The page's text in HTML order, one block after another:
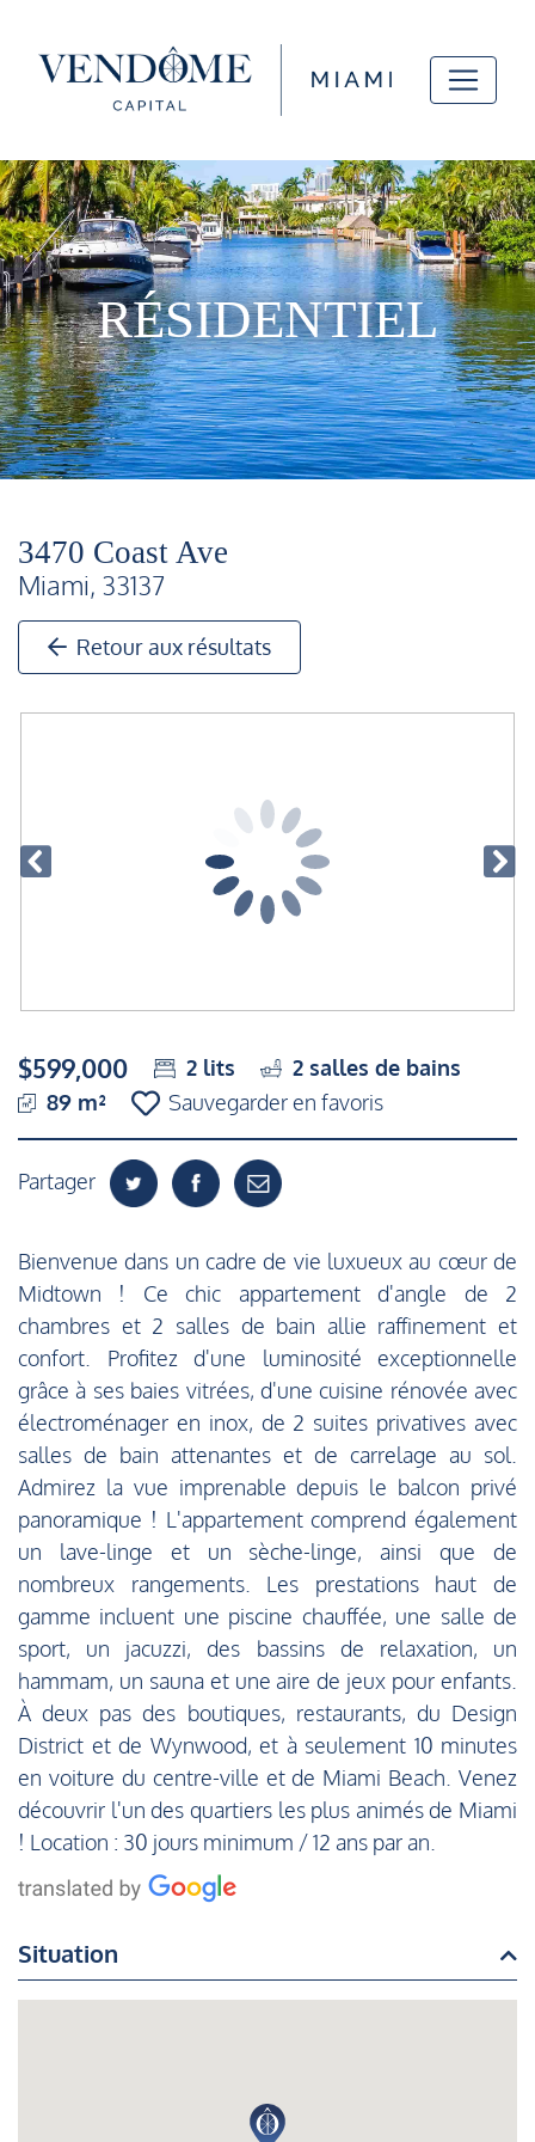
RÉSIDENTIEL
3470 Coast Ave
Miami, 33137
Retour aux résultats
$599,000 2 lits 2 salles de bains
89 m²
Sauvegarder en favoris
Partager
Bienvenue dans un cadre de vie luxueux au cœur de
Midtown ! Ce chic appartement d'angle de 2
chambres et 2 salles de bain allie raffinement et
confort. Profitez d'une luminosité exceptionnelle
grâce à ses baies vitrées, d'une cuisine rénovée avec
électroménager en inox, de 2 suites privatives avec
salles de bain attenantes et de carrelage au sol.
Admirez la vue imprenable depuis le balcon privé
panoramique ! L'appartement comprend également
un lave-linge et un sèche-linge, ainsi que de
nombreux rangements. Les prestations haut de
gamme incluent une piscine chauffée, une salle de
sport, un jacuzzi, des bassins de relaxation, un
hammam, un sauna et une aire de jeux pour enfants.
À deux pas des boutiques, restaurants, du Design
District et de Wynwood, et à seulement 10 minutes
en voiture du centre-ville et de Miami Beach. Venez
découvrir l'un des quartiers les plus animés de Miami
! Location : 30 jours minimum / 12 ans par an.
Situation